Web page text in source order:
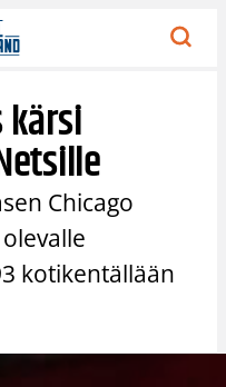
Chicago
kotikentällään